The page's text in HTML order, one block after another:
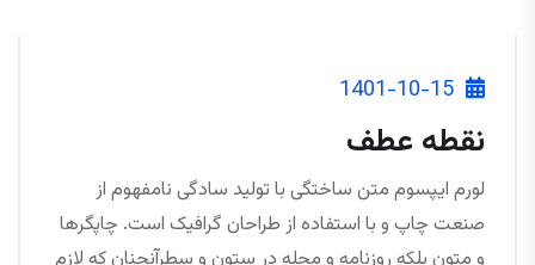
1401-10-15
نقطه عطف
لورم ایپسوم متن ساختگی با تولید سادگی نامفهوم از
صنعت چاپ و با استفاده از طراحان گرافیک است. چاپگرها